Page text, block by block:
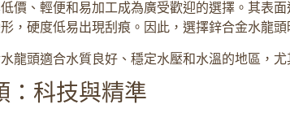
價、輕便和易加工成為廣受歡迎的選擇。其表
，硬度低易出現刮痕。因此，選擇鋅合金水龍
龍頭適合水質良好、穩定水壓和水溫的地區，
：科技與精準